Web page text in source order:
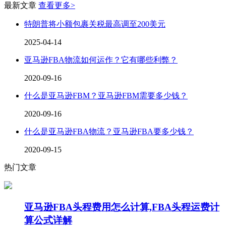
最新文章 查看更多>
特朗普将小额包裹关税最高调至200美元
2025-04-14
亚马逊FBA物流如何运作？它有哪些利弊？
2020-09-16
什么是亚马逊FBM？亚马逊FBM需要多少钱？
2020-09-16
什么是亚马逊FBA物流？亚马逊FBA要多少钱？
2020-09-15
热门文章
亚马逊FBA头程费用怎么计算,FBA头程运费计
算公式详解